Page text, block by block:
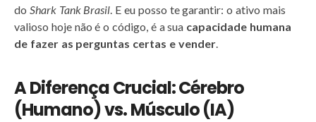
do Shark Tank Brasil . E eu posso te garantir: o ativo mais
valioso hoje não é o código, é a sua capacidade humana
de fazer as perguntas certas e vender.
A Diferença Crucial: Cérebro
(Humano) vs. Músculo (IA)